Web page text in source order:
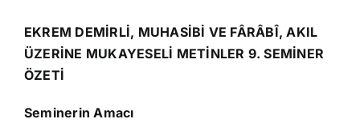
Eğitimler
Blog
EKREM DEMİRLİ, MUHASİBİ VE FÂRÂBÎ, AKIL
ÜZERİNE MUKAYESELİ METİNLER 9. SEMİNER
ÖZETİ
Seminerin Amacı